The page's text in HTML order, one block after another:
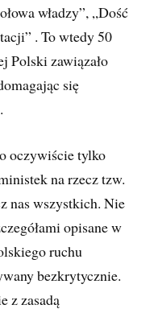
władzy”, „Dość
. To wtedy 50
Polski zawiązało
się
oczywiście tylko
na rzecz tzw.
nas wszystkich. Nie
opisane w
ruchu
bezkrytycznie.
z zasadą